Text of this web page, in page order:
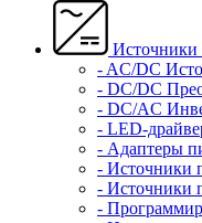
Источники
- AC/DC
- DC/DC
- DC/AC
- LED-
- Адаптеры
- Источники
- Источники
-